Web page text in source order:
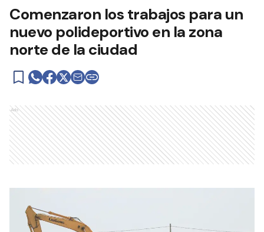
Comenzaron los trabajos para un
nuevo polideportivo en la zona
norte de la ciudad
Ads